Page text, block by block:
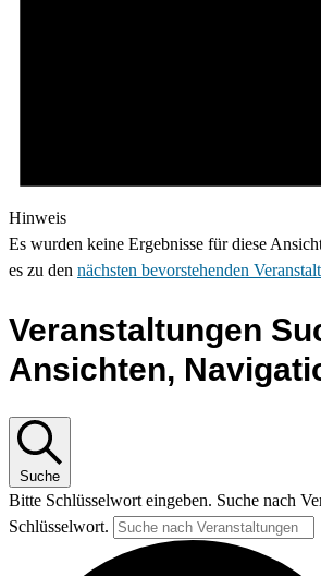
Hinweis
Es wurden keine Ergebnisse für diese
es zu den nächsten bevorstehenden
Veranstaltungen
Ansichten,
Suche
Bitte Schlüsselwort eingeben. Suche nach
Schlüsselwort.